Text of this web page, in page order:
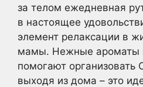
за телом ежедневная
в настоящее
элемент релаксации в
мамы. Нежные ароматы
помогают организовать
выходя из дома – это